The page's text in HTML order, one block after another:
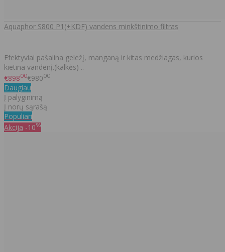
Aquaphor S800 P1(+KDF) vandens minkštinimo filtras
Efektyviai pašalina geležį, manganą ir kitas medžiagas, kurios
kietina vandenį.(kalkės) ..
€89800€98000
Daugiau
Į palyginimą
Į norų sąrašą
Populiari
Akcija -10%